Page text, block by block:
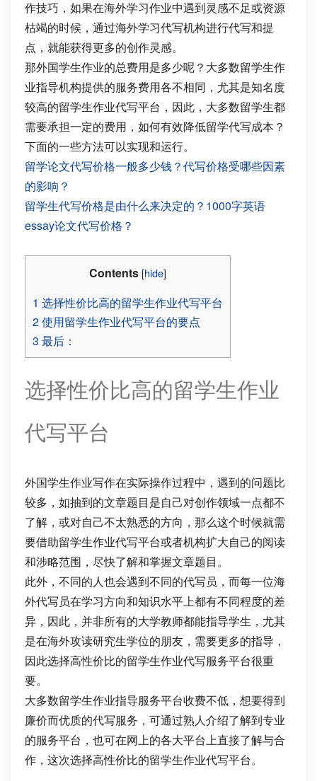
作技巧，如果在海外学习作业中遇到灵感不足或资源
枯竭的时候，通过海外学习代写机构进行代写和提
点，就能获得更多的创作灵感。
那外国学生作业的总费用是多少呢？大多数留学生作
业指导机构提供的服务费用各不相同，尤其是知名度
较高的留学生作业代写平台，因此，大多数留学生都
需要承担一定的费用，如何有效降低留学代写成本？
下面的一些方法可以实现和运行。
留学论文代写价格一般多少钱？代写价格受哪些因素
的影响？
留学生代写价格是由什么来决定的？1000字英语
essay论文代写价格？
Contents [hide]
1 选择性价比高的留学生作业代写平台
2使用留学生作业代写平台的要点
3 最后：
选择性价比高的留学生作业
代写平台
外国学生作业写作在实际操作过程中，遇到的问题比
较多，如抽到的文章题目是自己对创作领域一点都不
了解，或对自己不太熟悉的方向，那么这个时候就需
要借助留学生作业代写平台或者机构扩大自己的阅读
和涉略范围，尽快了解和掌握文章题目。
此外，不同的人也会遇到不同的代写员，而每一位海
外代写员在学习方向和知识水平上都有不同程度的差
异，因此，并非所有的大学教师都能指导学生，尤其
是在海外攻读研究生学位的朋友，需要更多的指导，
因此选择高性价比的留学生作业代写服务平台很重
要。
大多数留学生作业指导服务平台收费不低，想要得到
廉价而优质的代写服务，可通过熟人介绍了解到专业
的服务平台，也可在网上的各大平台上直接了解与合
作，这次选择高性价比的留学生作业代写平台。